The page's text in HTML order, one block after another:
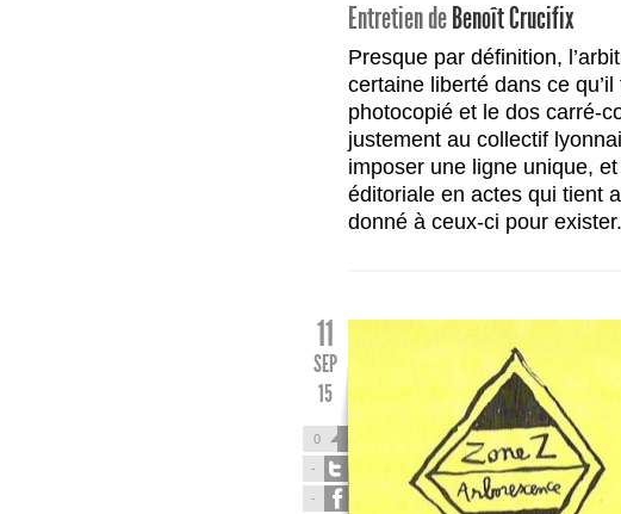
Entretien de Benoît Crucifix
Presque par définition,
certaine liberté dans ce
photocopié et le dos carré-
justement au collectif
imposer une ligne unique,
éditoriale en actes qui tient
donné à ceux-ci pour exister.
11
SEP
15
0
-
-